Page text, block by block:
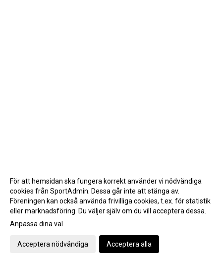
Gå till Webbversion
För att hemsidan ska fungera korrekt använder vi nödvändiga
cookies från SportAdmin. Dessa går inte att stänga av.
Föreningen kan också använda frivilliga cookies, t.ex. för statistik
eller marknadsföring. Du väljer själv om du vill acceptera dessa.
Anpassa dina val
Acceptera nödvändiga Acceptera alla